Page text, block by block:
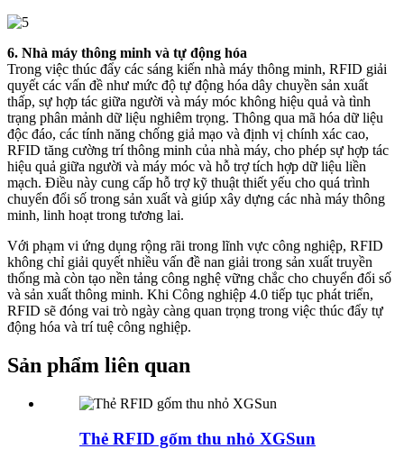
6. Nhà máy thông minh và tự động hóa
Trong việc thúc đẩy các sáng kiến ​​nhà máy thông minh, RFID giải
quyết các vấn đề như mức độ tự động hóa dây chuyền sản xuất
thấp, sự hợp tác giữa người và máy móc không hiệu quả và tình
trạng phân mảnh dữ liệu nghiêm trọng. Thông qua mã hóa dữ liệu
độc đáo, các tính năng chống giả mạo và định vị chính xác cao,
RFID tăng cường trí thông minh của nhà máy, cho phép sự hợp tác
hiệu quả giữa người và máy móc và hỗ trợ tích hợp dữ liệu liền
mạch. Điều này cung cấp hỗ trợ kỹ thuật thiết yếu cho quá trình
chuyển đổi số trong sản xuất và giúp xây dựng các nhà máy thông
minh, linh hoạt trong tương lai.
Với phạm vi ứng dụng rộng rãi trong lĩnh vực công nghiệp, RFID
không chỉ giải quyết nhiều vấn đề nan giải trong sản xuất truyền
thống mà còn tạo nền tảng công nghệ vững chắc cho chuyển đổi số
và sản xuất thông minh. Khi Công nghiệp 4.0 tiếp tục phát triển,
RFID sẽ đóng vai trò ngày càng quan trọng trong việc thúc đẩy tự
động hóa và trí tuệ công nghiệp.
Sản phẩm liên quan
Thẻ RFID gốm thu nhỏ XGSun